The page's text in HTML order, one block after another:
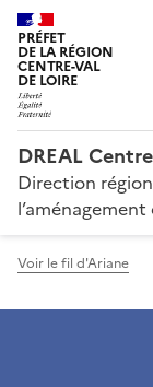
PRÉFET
DE LA RÉGION
CENTRE-VAL
DE LOIRE
DREAL
Direction
Voir le fil d'Ariane